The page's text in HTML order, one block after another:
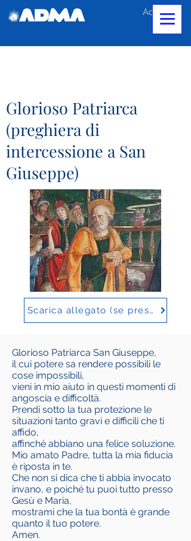
Accedi
Glorioso Patriarca
(preghiera di
intercessione a San
Giuseppe)
Scarica allegato (se presente)
Glorioso Patriarca San Giuseppe,
il cui potere sa rendere possibili le
cose impossibili,
vieni in mio aiuto in questi momenti di
angoscia e difficoltà.
Prendi sotto la tua protezione le
situazioni tanto gravi e difficili che ti
affido,
affinché abbiano una felice soluzione.
Mio amato Padre, tutta la mia fiducia
è riposta in te.
Che non si dica che ti abbia invocato
invano, e poiché tu puoi tutto presso
Gesù e Maria,
mostrami che la tua bontà è grande
quanto il tuo potere.
Amen.